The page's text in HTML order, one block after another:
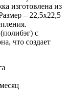
изготовлена из
– 22,5х22,5
с
что создает